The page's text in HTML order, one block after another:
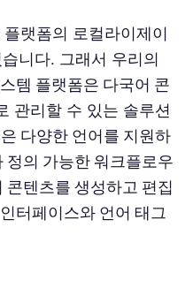
랫폼의 로컬라이제이
니다. 그래서 우리의
템 플랫폼은 다국어 콘
관리할 수 있는 솔루션
다양한 언어를 지원하
정의 가능한 워크플로우
콘텐츠를 생성하고 편집
터페이스와 언어 태그